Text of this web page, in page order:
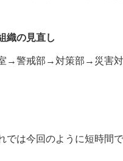
織の見直し
→警戒部→対策部→災害対
では今回のように短時間